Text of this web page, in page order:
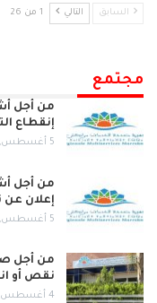
السابق التالي 1 من 26
مجتمع
من أجل
إنقطاع
5 أغسطس, 2026
من أجل
إعلان
5 أغسطس, 2026
من أجل
نقص أو
4 أغسطس, 2026